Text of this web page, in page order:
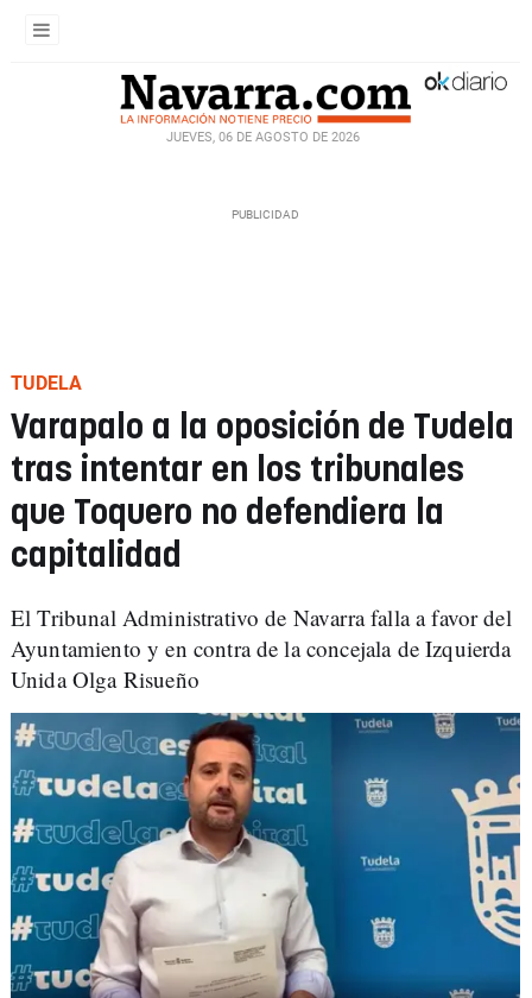
JUEVES, 06 DE AGOSTO DE 2026
TUDELA
Varapalo a la oposición de Tudela
tras intentar en los tribunales
que Toquero no defendiera la
capitalidad
El Tribunal Administrativo de Navarra falla a favor del
Ayuntamiento y en contra de la concejala de Izquierda
Unida Olga Risueño